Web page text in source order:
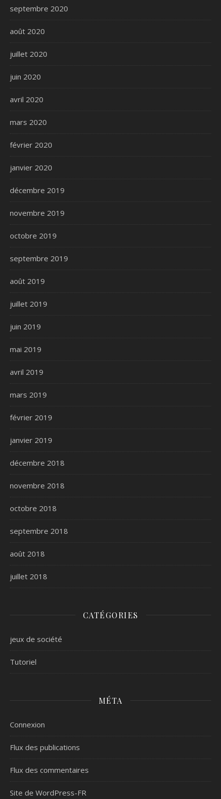
septembre 2020
août 2020
juillet 2020
juin 2020
avril 2020
mars 2020
février 2020
janvier 2020
décembre 2019
novembre 2019
octobre 2019
septembre 2019
août 2019
juillet 2019
juin 2019
mai 2019
avril 2019
mars 2019
février 2019
janvier 2019
décembre 2018
novembre 2018
octobre 2018
septembre 2018
août 2018
juillet 2018
CATÉGORIES
jeux de société
Tutoriel
MÉTA
Connexion
Flux des publications
Flux des commentaires
Site de WordPress-FR